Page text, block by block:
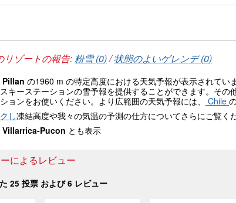
リゾートの報告:粉雪 (0)/状態のよいゲレンデ (0)
Pillan の1960 m の特定高度における天気予報が表示されてい
キーステーションの雪予報を提供することができます。そ
ョンをお使いください。より広範囲の天気予報には、
Chile
し凍結高度や我々の気温の予測の仕方についてさらにご覧くだ
Villarrica-Pucon とも表示
によるレビュー
25 投票 および6 レビュー